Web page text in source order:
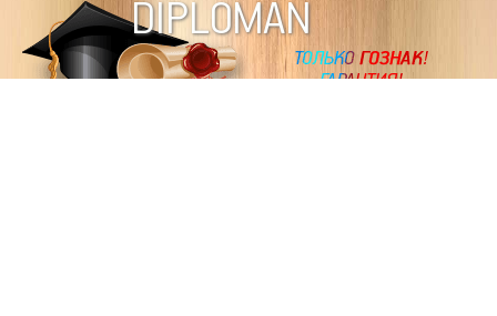
DIPLOMAN